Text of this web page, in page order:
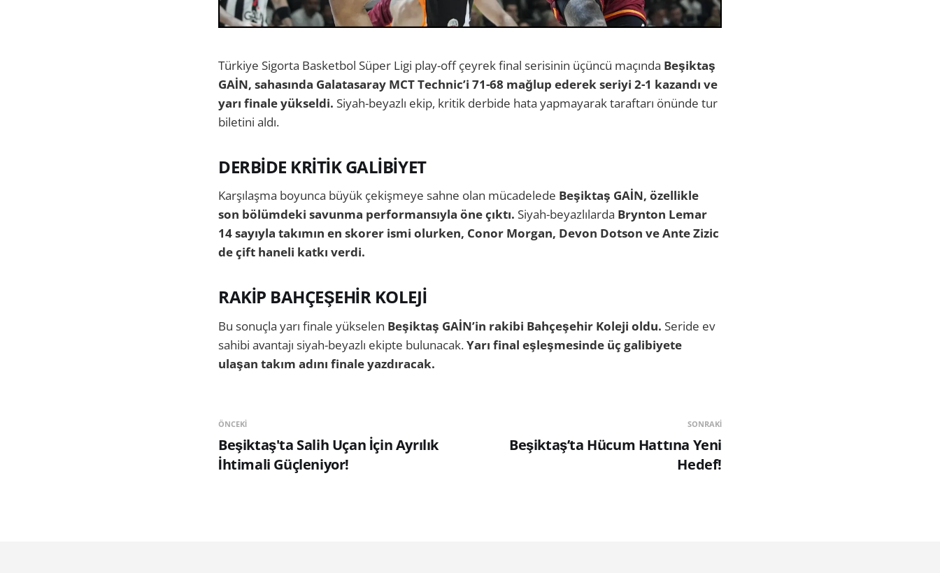
Türkiye Sigorta Basketbol Süper Ligi play-off çeyrek final serisinin üçüncü maçında Beşiktaş
GAİN, sahasında Galatasaray MCT Technic’i 71-68 mağlup ederek seriyi 2-1 kazandı ve
yarı finale yükseldi. Siyah-beyazlı ekip, kritik derbide hata yapmayarak taraftarı önünde tur
biletini aldı.
DERBİDE KRİTİK GALİBİYET
Karşılaşma boyunca büyük çekişmeye sahne olan mücadelede Beşiktaş GAİN, özellikle
son bölümdeki savunma performansıyla öne çıktı. Siyah-beyazlılarda Brynton Lemar
14 sayıyla takımın en skorer ismi olurken, Conor Morgan, Devon Dotson ve Ante Zizic
de çift haneli katkı verdi.
RAKİP BAHÇEŞEHİR KOLEJİ
Bu sonuçla yarı finale yükselen Beşiktaş GAİN’in rakibi Bahçeşehir Koleji oldu. Seride ev
sahibi avantajı siyah-beyazlı ekipte bulunacak.Yarı final eşleşmesinde üç galibiyete
ulaşan takım adını finale yazdıracak.
ÖNCEKI
Beşiktaş'ta Salih Uçan İçin Ayrılık
İhtimali Güçleniyor!
SONRAKI
Beşiktaş’ta Hücum Hattına Yeni
Hedef!